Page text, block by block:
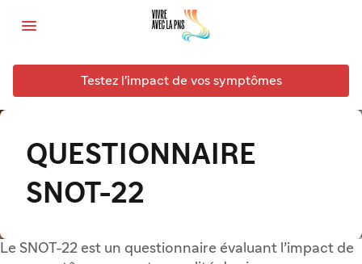

Testez l'impact de vos symptômes
QUESTIONNAIRE
SNOT-22
Le SNOT-22 est un questionnaire évaluant l’impact de